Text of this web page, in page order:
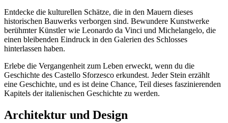
Entdecke die kulturellen Schätze, die in den Mauern dieses
historischen Bauwerks verborgen sind. Bewundere Kunstwerke
berühmter Künstler wie Leonardo da Vinci und Michelangelo, die
einen bleibenden Eindruck in den Galerien des Schlosses
hinterlassen haben.
Erlebe die Vergangenheit zum Leben erweckt, wenn du die
Geschichte des Castello Sforzesco erkundest. Jeder Stein erzählt
eine Geschichte, und es ist deine Chance, Teil dieses faszinierenden
Kapitels der italienischen Geschichte zu werden.
Architektur und Design